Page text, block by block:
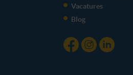
Vacatures
Blog